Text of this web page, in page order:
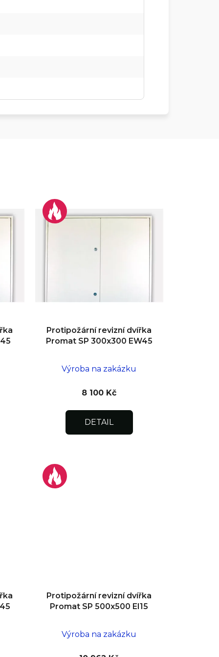
Protipožární revizní dvířka
Promat SP 300x300 EW45
Výroba na zakázku
8 100 Kč
DETAIL
Protipožární revizní dvířka
Promat SP 500x500 EI15
Výroba na zakázku